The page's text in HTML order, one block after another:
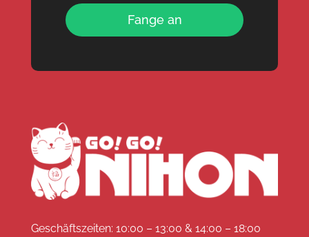
Fange an
Geschäftszeiten: 10:00 – 13:00 & 14:00 – 18:00